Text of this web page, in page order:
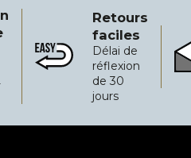
de 35 €
Retours
faciles
Délai de
réflexion
de 30
jours
Retours faciles